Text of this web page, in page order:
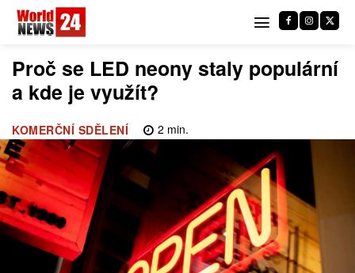
Proč se LED neony staly populární
a kde je využít?
KOMERČNÍ SDĚLENÍ 2 min.